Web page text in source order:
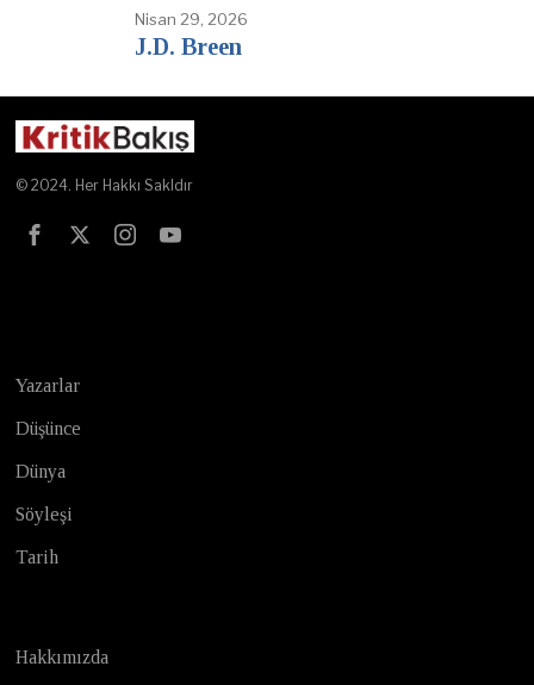
Nisan 29, 2026
J.D. Breen
© 2024. Her Hakkı Sakldır
Yazarlar
Düşünce
Dünya
Söyleşi
Tarih
Hakkımızda